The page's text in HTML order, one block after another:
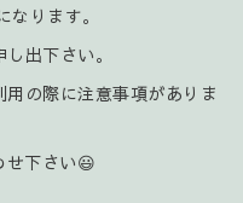
ります。
出下さい。
の際に注意事項がありま
せ下さい😃